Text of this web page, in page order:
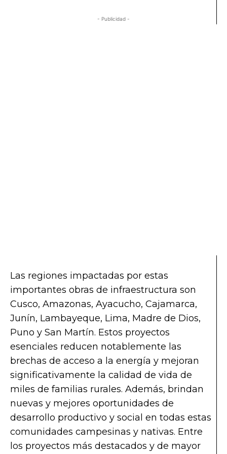
- Publicidad -
Las regiones impactadas por estas
importantes obras de infraestructura son
Cusco, Amazonas, Ayacucho, Cajamarca,
Junín, Lambayeque, Lima, Madre de Dios,
Puno y San Martín. Estos proyectos
esenciales reducen notablemente las
brechas de acceso a la energía y mejoran
significativamente la calidad de vida de
miles de familias rurales. Además, brindan
nuevas y mejores oportunidades de
desarrollo productivo y social en todas estas
comunidades campesinas y nativas. Entre
los proyectos más destacados y de mayor